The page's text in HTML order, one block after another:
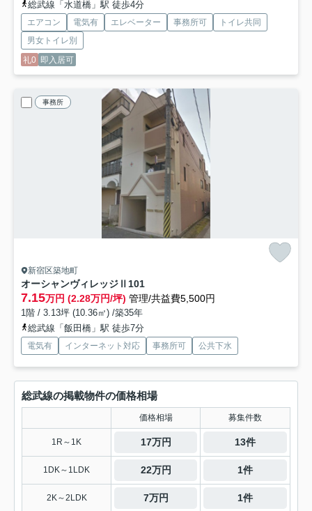
総武線「水道橋」駅 徒歩4分
エアコン 電気有 エレベーター 事務所可
トイレ共同
男女トイレ別
礼0 即入居可
事務所
新宿区築地町
オーシャンヴィレッジⅡ 101
7.15万円 (2.28万円/坪) 管理/共益費5,500円
1階 / 3.13坪 (10.36㎡) /築35年
総武線「飯田橋」駅 徒歩7分
電気有 インターネット対応 事務所可 公共下水
総武線の掲載物件の価格相場
価格相場 募集件数
1R～1K 17万円 13件
1DK～1LDK 22万円 1件
2K～2LDK 7万円 1件